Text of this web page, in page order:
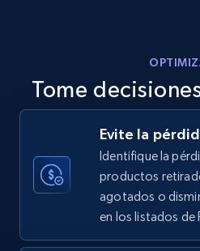
using sku numbers
URL, Final price, Sku,
Specifications, Image urls,
5.6K+ 875+
Tome
Evite la
Identifique la
productos
agotados o
en los listados de